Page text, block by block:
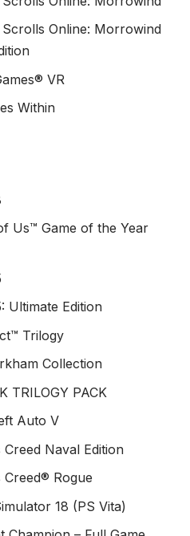
Online: Morrowind
VR
Within
Us™ Game of the Year
Ultimate Edition
Trilogy
Collection
TRILOGY PACK
Auto V
Creed Naval Edition
Creed® Rogue
18 (PS Vita)